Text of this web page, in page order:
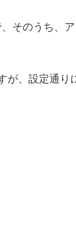
そのうち、
が、設定通り